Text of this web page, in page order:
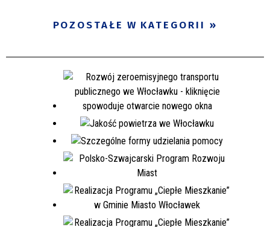
POZOSTAŁE W KATEGORII